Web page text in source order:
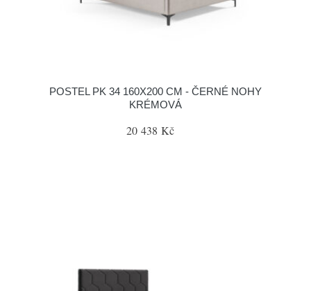
POSTEL PK 34 160X200 CM - ČERNÉ NOHY
KRÉMOVÁ
20 438 Kč